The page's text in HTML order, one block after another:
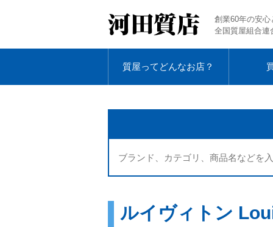
創業60年の安心
全国質屋組合連
質屋ってどんなお店？
ルイヴィトン